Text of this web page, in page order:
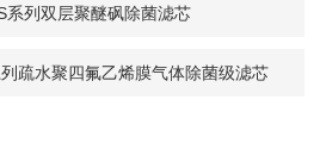
系列双层聚醚砜除菌滤芯
疏水聚四氟乙烯膜气体除菌级滤芯